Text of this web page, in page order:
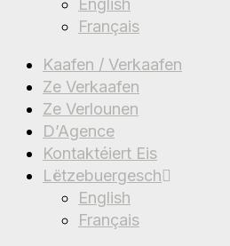
English
Français
Kaafen / Verkaafen
Ze Verkaafen
Ze Verlounen
D’Agence
Kontaktéiert Eis
Lëtzebuergesch
English
Français